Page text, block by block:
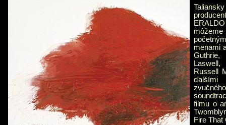
menami
Russell
ďalšími
filmu o
Fire That